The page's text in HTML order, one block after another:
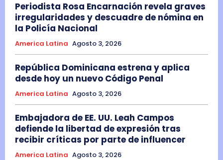
Periodista Rosa Encarnación revela graves
irregularidades y descuadre de nómina en
la Policía Nacional
America Latina Agosto 3, 2026
República Dominicana estrena y aplica
desde hoy un nuevo Código Penal
America Latina Agosto 3, 2026
Embajadora de EE. UU. Leah Campos
defiende la libertad de expresión tras
recibir críticas por parte de influencer
America Latina Agosto 3, 2026